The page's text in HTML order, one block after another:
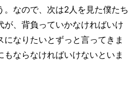
。なので、次は2人を見た僕たち
が、背負っていかなければいけ
になりたいとずっと言ってきま
もならなければいけないといま